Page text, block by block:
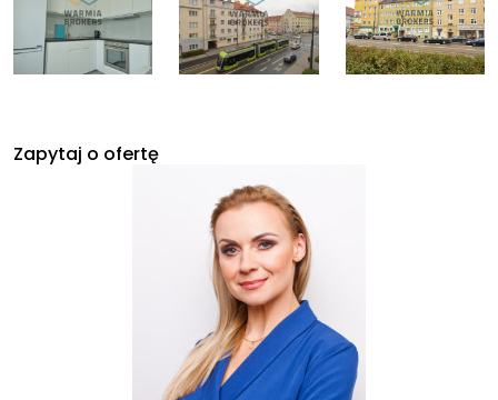
Zapytaj o ofertę